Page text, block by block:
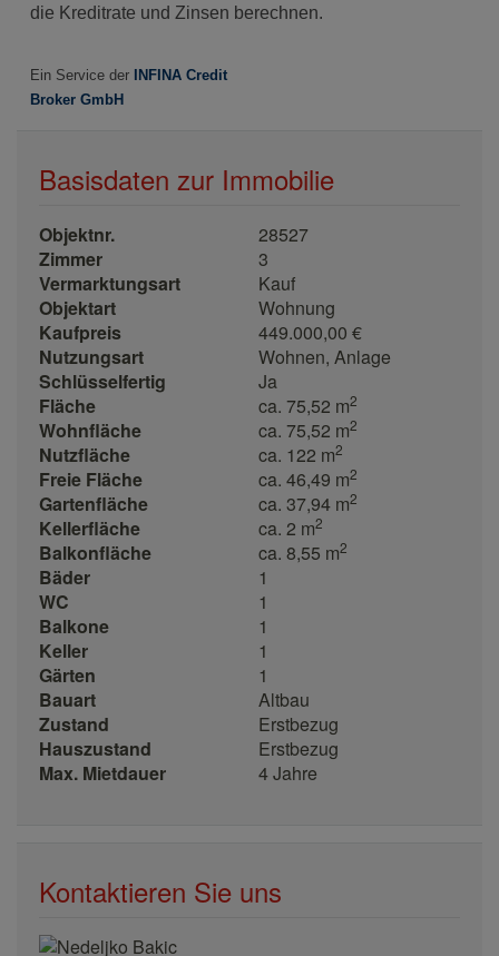
Basisdaten zur Immobilie
Objektnr.
28527
Zimmer
3
Vermarktungsart
Kauf
Objektart
Wohnung
Kaufpreis
449.000,00 €
Nutzungsart
Wohnen Anlage
Schlüsselfertig
Ja
Fläche
ca. 75,52 m2
Wohnfläche ca. 75,52 m2
Nutzfläche ca. 122 m2
Freie Fläche ca. 46,49 m2
Gartenfläche ca. 37,94 m2
Kellerfläche ca. 2 m2
Balkonfläche ca. 8,55 m2
Bäder
1
WC
1
Balkone
1
Keller
1
Gärten
1
Bauart
Altbau
Zustand
Erstbezug
Hauszustand
Erstbezug
Max. Mietdauer
4 Jahre
Kontaktieren Sie uns